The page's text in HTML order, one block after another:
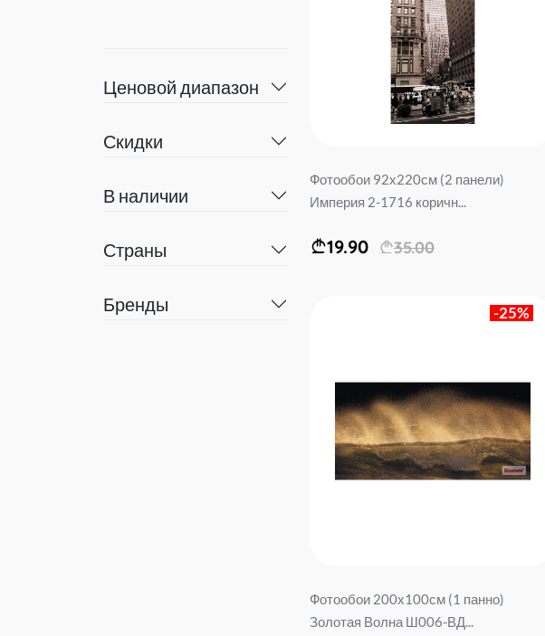
Фотообои 92х220см (2 панели)
Империя 2-1716 коричн...
19.90 35.00
-25%
Фотообои 200х100см (1 панно)
Золотая Волна Ш006-ВД...
Ценовой диапазон
Скидки
В наличии
Страны
Бренды